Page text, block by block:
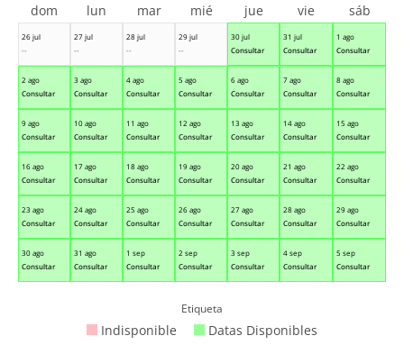
26 jul
--
27 jul
--
28 jul
--
29 jul
--
30 jul
Consultar
31 jul
Consultar
1 ago
Consultar
2 ago
Consultar
3 ago
Consultar
4 ago
Consultar
5 ago
Consultar
6 ago
Consultar
7 ago
Consultar
8 ago
Consultar
9 ago
Consultar
10 ago
Consultar
11 ago
Consultar
12 ago
Consultar
13 ago
Consultar
14 ago
Consultar
15 ago
Consultar
16 ago
Consultar
17 ago
Consultar
18 ago
Consultar
19 ago
Consultar
20 ago
Consultar
21 ago
Consultar
22 ago
Consultar
23 ago
Consultar
24 ago
Consultar
25 ago
Consultar
26 ago
Consultar
27 ago
Consultar
28 ago
Consultar
29 ago
Consultar
30 ago
Consultar
31 ago
Consultar
1 sep
Consultar
2 sep
Consultar
3 sep
Consultar
4 sep
Consultar
5 sep
Consultar
dom lun mar mié jue vie sáb
Etiqueta
Indisponible Datas Disponibles